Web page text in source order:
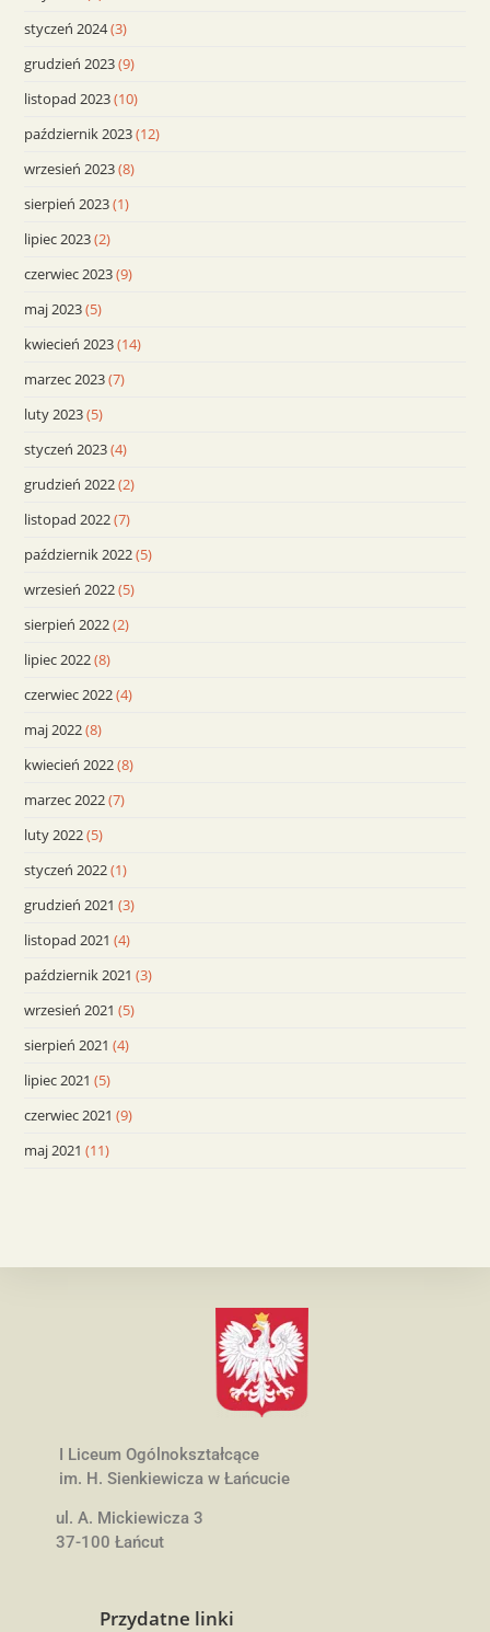
styczeń 2024(3)
grudzień 2023(9)
listopad 2023(10)
październik 2023(12)
wrzesień 2023(8)
sierpień 2023(1)
lipiec 2023(2)
czerwiec 2023(9)
maj 2023(5)
kwiecień 2023(14)
marzec 2023(7)
luty 2023(5)
styczeń 2023(4)
grudzień 2022(2)
listopad 2022(7)
październik 2022(5)
wrzesień 2022(5)
sierpień 2022(2)
lipiec 2022(8)
czerwiec 2022(4)
maj 2022(8)
kwiecień 2022(8)
marzec 2022(7)
luty 2022(5)
styczeń 2022(1)
grudzień 2021 (3)
listopad 2021 (4)
październik 2021 (3)
wrzesień 2021 (5)
sierpień 2021 (4)
lipiec 2021 (5)
czerwiec 2021 (9)
maj 2021 (11)
I Liceum Ogólnokształcące
im. H. Sienkiewicza w Łańcucie
ul. A. Mickiewicza 3
37-100 Łańcut
Przydatne linki